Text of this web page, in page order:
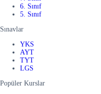
6. Sınıf
5. Sınıf
Sınavlar
YKS
AYT
TYT
LGS
Popüler Kurslar